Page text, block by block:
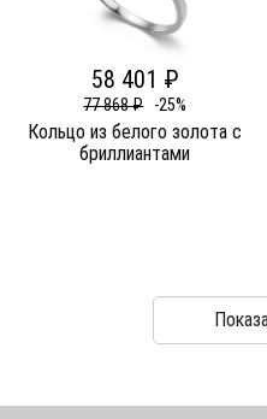
58 401 ₽
77 868 ₽ -25%
Кольцо из белого золота c
бриллиантами